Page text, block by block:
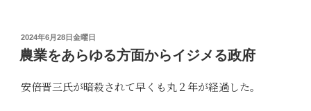
投
稿
日:
2024年6月28日金曜日
農業をあらゆる方面からイジメる政府
安倍晋三氏が暗殺されて早くも丸２年が経過した。